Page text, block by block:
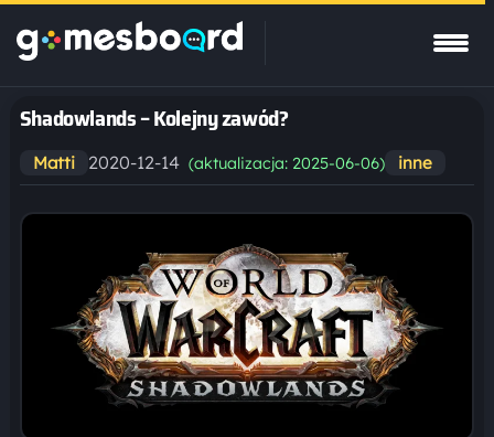
Shadowlands – Kolejny zawód?
Matti 2020-12-14 (aktualizacja: 2025-06-06) inne